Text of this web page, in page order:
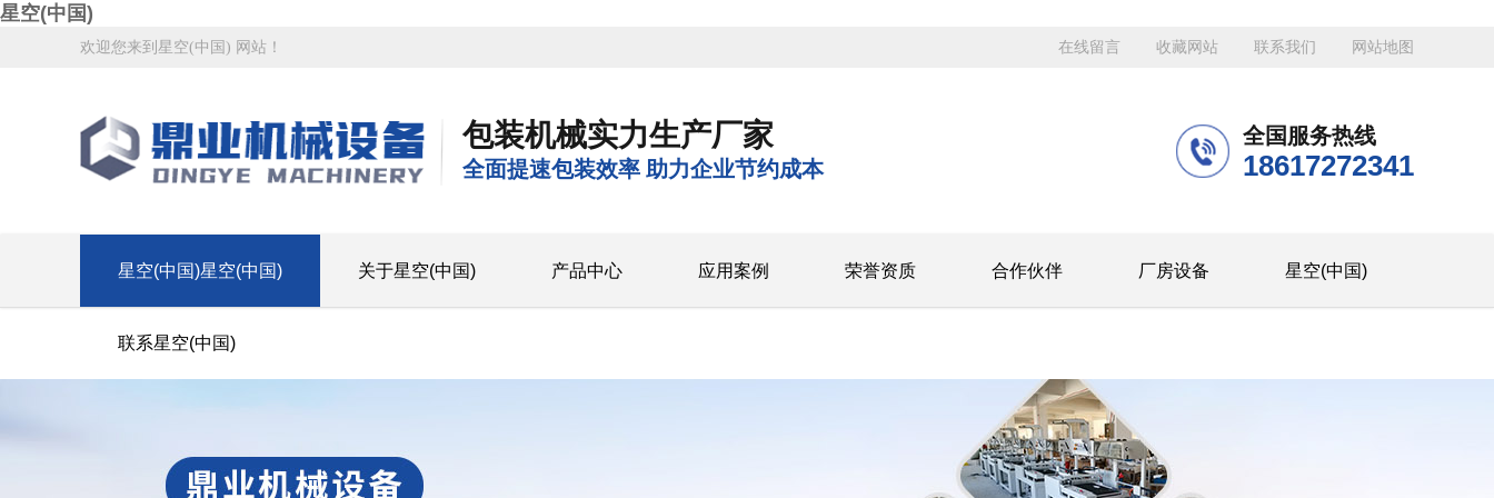
星空(中国)
在线留言 收藏网站 联系我们 网站地图
欢迎您来到星空(中国) 网站！
包装机械实力生产厂家
全面提速包装效率 助力企业节约成本
全国服务热线
18617272341
星空(中国)星空(中国) 关于星空(中国) 产品中心 应用案例 荣誉资质 合作伙伴 厂房设备 星空(中国)
联系星空(中国)